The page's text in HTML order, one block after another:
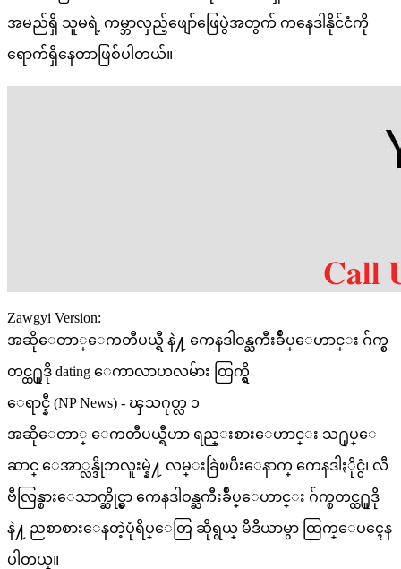
အမည်ရှိ သူမရဲ့ ကမ္ဘာလှည့်ဖျော်ဖြေပွဲအတွက် ကနေဒါနိုင်ငံကို
ရောက်ရှိနေတာဖြစ်ပါတယ်။
Zawgyi Version:
အဆိုေတာ္ေကတီပယ္ရီ နဲ႔ ကေနဒါဝန္ႀကီးခ်ဳပ္ေဟာင္း ဂ်က္စ
တင္ထ႐ူဒို dating ေကာလာဟလမ်ား ထြက္ရွိ
ေရာင္နီ (NP News) - ၾသဂုတ္လ ၁
အဆိုေတာ္ ေကတီပယ္ရီဟာ ရည္းစားေဟာင္း သ႐ုပ္ေ
ဆာင္ ေအာ္လန္ဒိုဘလူးမ္နဲ႔ လမ္းခြဲၿပီးေနာက္ ကေနဒါႏိုင္ငံ၊ လီ
ဗီလြန္စားေသာက္ဆိုင္မွာ ကေနဒါဝန္ႀကီးခ်ဳပ္ေဟာင္း ဂ်က္စတင္ထ႐ူဒို
နဲ႔ ညစာစားေနတဲ့ပုံရိပ္ေတြ ဆိုရွယ္ မီဒီယာမွာ ထြက္ေပၚေန
ပါတယ္။